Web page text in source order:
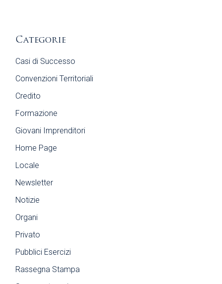
Categorie
Casi di Successo
Convenzioni Territoriali
Credito
Formazione
Giovani Imprenditori
Home Page
Locale
Newsletter
Notizie
Organi
Privato
Pubblici Esercizi
Rassegna Stampa